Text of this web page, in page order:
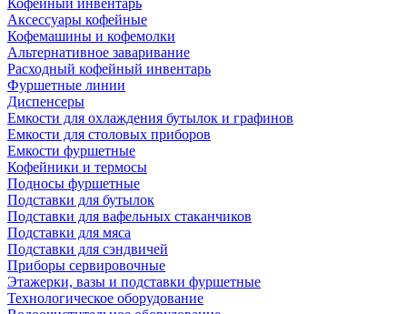
Кофейный инвентарь
Аксессуары кофейные
Кофемашины и кофемолки
Альтернативное заваривание
Расходный кофейный инвентарь
Фуршетные линии
Диспенсеры
Емкости для охлаждения бутылок и графинов
Емкости для столовых приборов
Емкости фуршетные
Кофейники и термосы
Подносы фуршетные
Подставки для бутылок
Подставки для вафельных стаканчиков
Подставки для мяса
Подставки для сэндвичей
Приборы сервировочные
Этажерки, вазы и подставки фуршетные
Технологическое оборудование